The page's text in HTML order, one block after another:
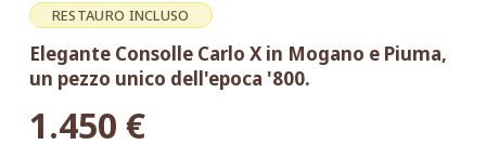
RESTAURO INCLUSO
Elegante Consolle Carlo X in Mogano e Piuma,
un pezzo unico dell'epoca '800.
1.450 €